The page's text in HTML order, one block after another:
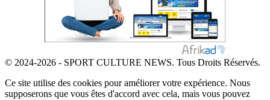
© 2024-2026 - SPORT CULTURE NEWS. Tous Droits Réservés.
Ce site utilise des cookies pour améliorer votre expérience. Nous
supposerons que vous êtes d'accord avec cela, mais vous pouvez